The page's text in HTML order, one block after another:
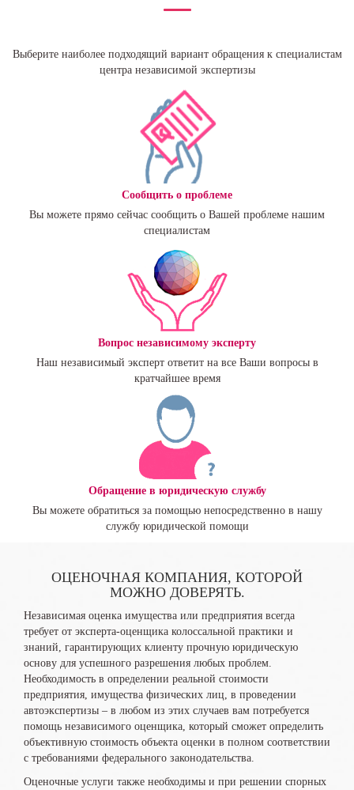
Выберите наиболее подходящий вариант обращения к специалистам
центра независимой экспертизы
Сообщить о проблеме
Вы можете прямо сейчас сообщить о Вашей проблеме нашим
специалистам
Вопрос независимому эксперту
Наш независимый эксперт ответит на все Ваши вопросы в
кратчайшее время
Обращение в юридическую службу
Вы можете обратиться за помощью непосредственно в нашу
службу юридической помощи
ОЦЕНОЧНАЯ КОМПАНИЯ, КОТОРОЙ
МОЖНО ДОВЕРЯТЬ.
Независимая оценка имущества или предприятия всегда
требует от эксперта-оценщика колоссальной практики и
знаний, гарантирующих клиенту прочную юридическую
основу для успешного разрешения любых проблем.
Необходимость в определении реальной стоимости
предприятия, имущества физических лиц, в проведении
автоэкспертизы – в любом из этих случаев вам потребуется
помощь независимого оценщика, который сможет определить
объективную стоимость объекта оценки в полном соответствии
с требованиями федерального законодательства.
Оценочные услуги также необходимы и при решении спорных